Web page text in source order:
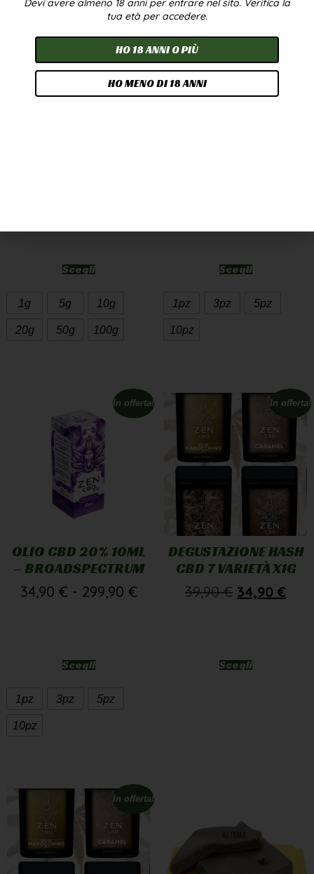
Scegli
1g 5g 10g
20g 50g 100g
In offerta!
Scegli
1pz 3pz 5pz
10pz
In offerta!
OLIO CBD 20% 10ML
– BROADSPECTRUM
34,90 € - 299,90 €
Scegli
1pz 3pz 5pz
10pz
In offerta!
DEGUSTAZIONE HASH
CBD 7 VARIETÀ X1G
39,90€ 34,90 €
Scegli
In offerta!
Devi avere almeno 18 anni per entrare nel sito. Verifica la
tua età per accedere.
HO 18 ANNI O PIÙ
HO MENO DI 18 ANNI